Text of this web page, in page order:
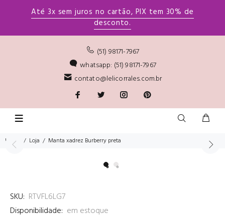
Até 3x sem juros no cartão, PIX tem 30% de
desconto.
(51) 98171-7967
whatsapp: (51) 98171-7967
contato@lelicorrales.com.br
Home Loja Manta xadrez Burberry preta
SKU: RTVFL6LG7
Disponibilidade: em estoque